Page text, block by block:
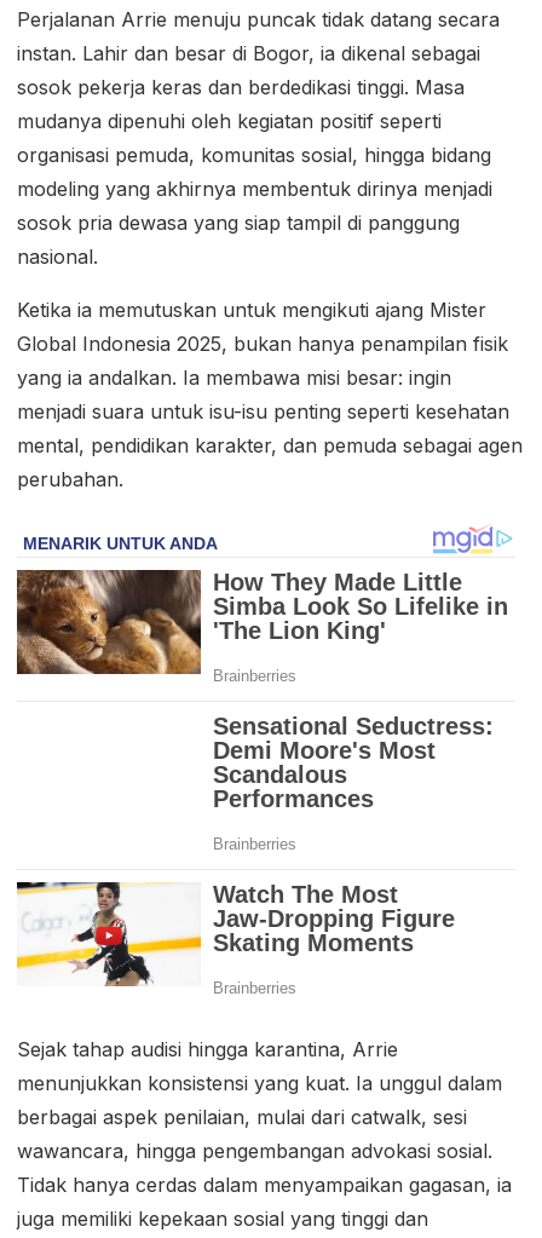
Perjalanan Arrie menuju puncak tidak datang secara
instan. Lahir dan besar di Bogor, ia dikenal sebagai
sosok pekerja keras dan berdedikasi tinggi. Masa
mudanya dipenuhi oleh kegiatan positif seperti
organisasi pemuda, komunitas sosial, hingga bidang
modeling yang akhirnya membentuk dirinya menjadi
sosok pria dewasa yang siap tampil di panggung
nasional.
Ketika ia memutuskan untuk mengikuti ajang Mister
Global Indonesia 2025, bukan hanya penampilan fisik
yang ia andalkan. Ia membawa misi besar: ingin
menjadi suara untuk isu-isu penting seperti kesehatan
mental, pendidikan karakter, dan pemuda sebagai agen
perubahan.
Sejak tahap audisi hingga karantina, Arrie
menunjukkan konsistensi yang kuat. Ia unggul dalam
berbagai aspek penilaian, mulai dari catwalk, sesi
wawancara, hingga pengembangan advokasi sosial.
Tidak hanya cerdas dalam menyampaikan gagasan, ia
juga memiliki kepekaan sosial yang tinggi dan